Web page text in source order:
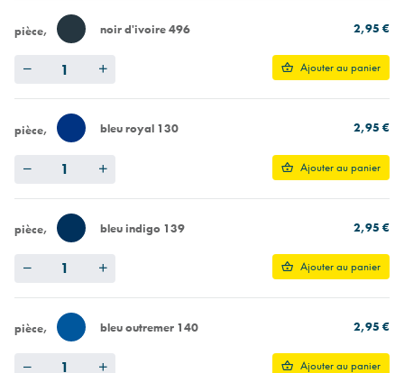
pièce noir d'ivoire 496 2,95 €
Ajouter au panier
pièce bleu royal 130 2,95 €
Ajouter au panier
pièce bleu indigo 139 2,95 €
Ajouter au panier
pièce bleu outremer 140 2,95 €
Ajouter au panier